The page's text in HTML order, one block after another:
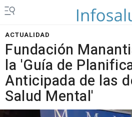
ACTUALIDAD
Fundación
la 'Guía de
Anticipada de las
Salud Mental'